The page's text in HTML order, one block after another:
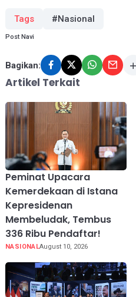
Tags #Nasional
Post Navi
Bagikan:
Artikel Terkait
Peminat Upacara
Kemerdekaan di Istana
Kepresidenan
Membeludak, Tembus
336 Ribu Pendaftar!
NASIONALAugust 10, 2026